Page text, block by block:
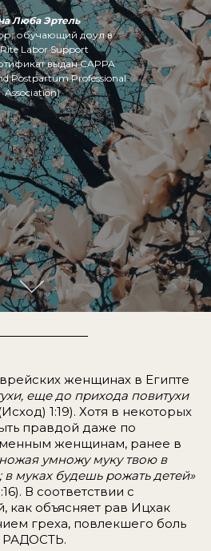
Люба Эртель
обучающий доул в
Labor Support
выдан CAPPA
Postpartum Professional
Association)
женщинах в Египте
еще до прихода повитухи
1:19). Хотя в некоторых
правдой даже по
женщинам, ранее в
умножу муку твою в
муках будешь рожать детей»
В соответствии с
как объясняет рав Ицхак
греха, повлекшего боль
РАДОСТЬ.